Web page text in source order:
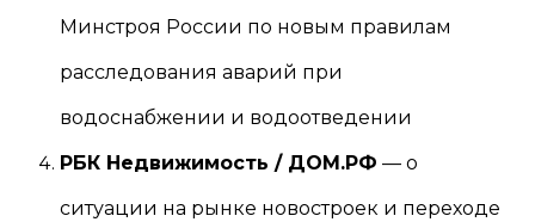
Минстроя России по новым правилам
расследования аварий при
водоснабжении и водоотведении
РБК Недвижимость / ДОМ.РФ — о
ситуации на рынке новостроек и переходе